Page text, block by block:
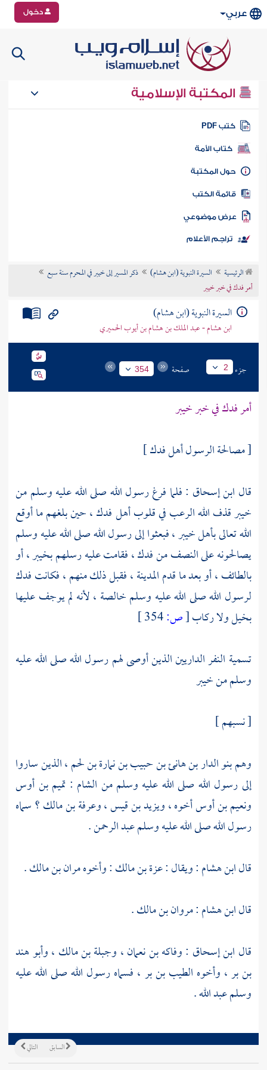
عربي دخول
المكتبة الإسلامية
كتب PDF
كتاب الأمة
المكتبة
الكتب
موضوعي
تراجم الأعلام
الرئيسية السيرة النبوية (ابن هشام)
ذكر المسير إلى خيبر في المحرم سنة سبع
أمر فدك في خبر خيبر
السيرة النبوية (ابن هشام)
ابن هشام - عبد الملك بن هشام بن أيوب الحميري
جزء 2 صفحة 354
أمرفدكفي خبرخيبر
[ مصالحة الرسول أهل فدك ]
قال ابن إسحاق : فلما فرغ رسول الله صلى الله عليه وسلم من
خيبرقذف الله الرعب في قلوب أهلفدك، حين بلغهم ما أوقع
الله تعالىبأهل خيبر، فبعثوا إلى رسول الله صلى الله عليه وسلم
يصالحونه على النصف منفدك، فقامت عليه رسلهمبخيبر، أو
بالطائف، أو بعد ما قدمالمدينة، فقبل ذلك منهم ، فكانتفدك
لرسول الله صلى الله عليه وسلم خالصة ، لأنه لم يوجف عليها
بخيل ولا ركاب[ص:
تسمية النفر الداريين الذين أوصى لهم رسول الله صلى الله عليه
وسلم منخيبر
[ نسبهم ]
وهمبنو الدار بن هانئ بن حبيب بن نمارة بن لحم، الذين ساروا
إلى رسول الله صلى الله عليه وسلم من الشام : تميم بن أوس
ونعيم بن أوسأخوه ،ويزيد بن قيس،وعرفة بن مالك؟ سماه
رسول الله صلى الله عليه وسلمعبد الرحمن.
قالابن هشام: ويقال :عزة بن مالك: وأخوهمران بن مالك.
قالابن هشام:مروان بن مالك.
قال ابن إسحاق :وفاكه بن نعمان، وجبلة بن مالك ،وأبو هند
بن بر، وأخوه الطيب بن بر ، فسماه رسول الله صلى الله عليه
وسلمعبد الله.
التالي السابق